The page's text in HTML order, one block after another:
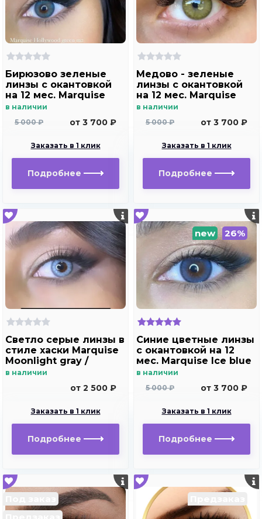
Бирюзово зеленые
линзы c окантовкой
на 12 мес. Marquise
Hollywood green m2
в наличии
5 000 ₽
от 3 700 ₽
Заказать в 1 клик
Подробнее
Медово - зеленые
линзы c окантовкой
на 12 мес. Marquise
Hollywood brown m2
в наличии
5 000 ₽
от 3 700 ₽
Заказать в 1 клик
Подробнее
Светло серые линзы в
стиле хаски Marquise
Moonlight gray /
Светло серые линзы
глаз на 12 месяцев
в наличии
от 2 500 ₽
Заказать в 1 клик
Подробнее
new 26%
Синие цветные линзы
c окантовкой на 12
мес. Marquise Ice blue
в наличии
5 000 ₽
от 3 700 ₽
Заказать в 1 клик
Подробнее